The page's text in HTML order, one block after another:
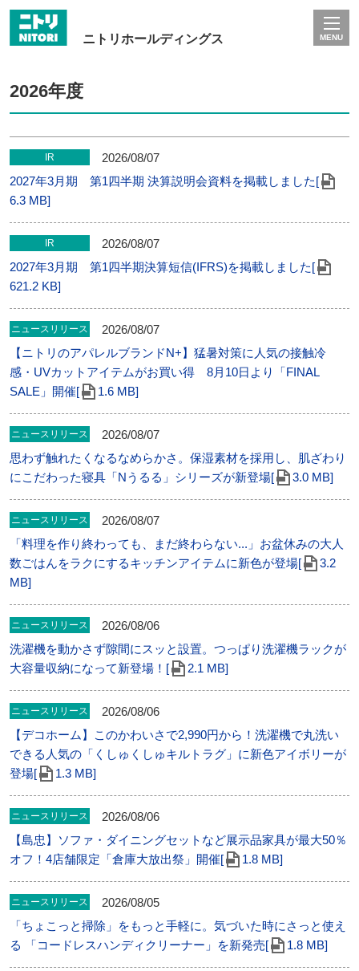
ニトリホールディングス MENU
2026年度
IR
2026/08/07
2027年3月期 第1四半期 決算説明会資料を掲載しました[
6.3 MB]
IR
2026/08/07
2027年3月期 第1四半期決算短信(IFRS)を掲載しました[
621.2 KB]
ニュースリリース
2026/08/07
【ニトリのアパレルブランドN+】猛暑対策に人気の接触冷
感・UVカットアイテムがお買い得 8月10日より「FINAL
SALE」開催[
1.6 MB]
ニュースリリース
2026/08/07
思わず触れたくなるなめらかさ。保湿素材を採用し、肌ざわり
にこだわった寝具「Nうるる」シリーズが新登場[
3.0 MB]
ニュースリリース
2026/08/07
「料理を作り終わっても、まだ終わらない...」お盆休みの大人
数ごはんをラクにするキッチンアイテムに新色が登場[
3.2
MB]
ニュースリリース
2026/08/06
洗濯機を動かさず隙間にスッと設置。つっぱり洗濯機ラックが
大容量収納になって新登場！[
2.1 MB]
ニュースリリース
2026/08/06
【デコホーム】このかわいさで2,990円から！洗濯機で丸洗い
できる人気の「くしゅくしゅキルトラグ」に新色アイボリーが
登場[
1.3 MB]
ニュースリリース
2026/08/06
【島忠】ソファ・ダイニングセットなど展示品家具が最大50％
オフ！4店舗限定「倉庫大放出祭」開催[
1.8 MB]
ニュースリリース
2026/08/05
「ちょこっと掃除」をもっと手軽に。気づいた時にさっと使え
る 「コードレスハンディクリーナー」を新発売[
1.8 MB]